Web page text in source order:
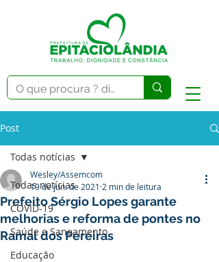
Post
Todas notícias
COVID-19
Saúde e Saneamento
Educação
Todas notícias
Prefeito Sérgio Lopes garante
melhorias e reforma de pontes no
Ramal dos Pereiras
Wesley/Assemcom
19 de jun. de 2021 2 min de leitura